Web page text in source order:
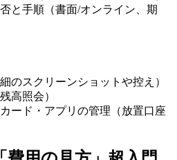
と手順（書面/オンライン、期
のスクリーンショットや控え）
高照会）
ード・アプリの管理（放置口座